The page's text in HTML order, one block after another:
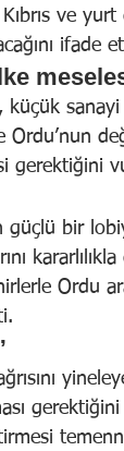
ve yurt
ifade
küçük
Ordu’nun
gerektiğini
güçlü bir
Ordu